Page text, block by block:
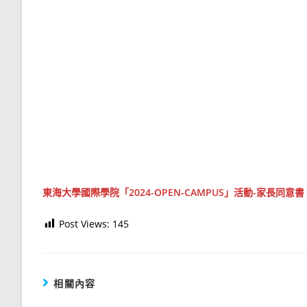
東海大學國際學院「2024-OPEN-CAMPUS」活動-家長同意書
Post Views: 145
相關內容